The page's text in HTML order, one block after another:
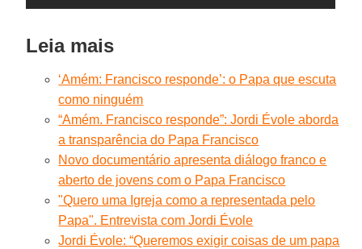
Leia mais
‘Amém: Francisco responde’: o Papa que escuta
como ninguém
“Amém. Francisco responde”: Jordi Évole aborda
a transparência do Papa Francisco
Novo documentário apresenta diálogo franco e
aberto de jovens com o Papa Francisco
"Quero uma Igreja como a representada pelo
Papa". Entrevista com Jordi Évole
Jordi Évole: “Queremos exigir coisas de um papa